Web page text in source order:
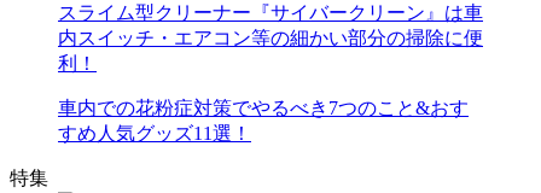
スライム型クリーナー『サイバークリーン』は車
内スイッチ・エアコン等の細かい部分の掃除に便
利！
車内での花粉症対策でやるべき7つのこと&おす
すめ人気グッズ11選！
特集